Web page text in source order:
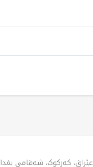
عێراق، کەرکوک، شەقامی